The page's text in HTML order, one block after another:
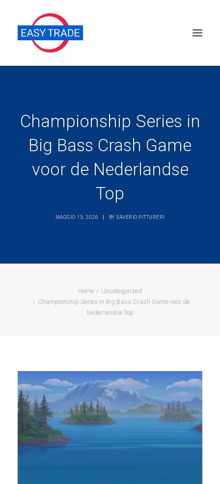
Servizi
News
Pubblicazioni
Ricerca
Championship Series in
Big Bass Crash Game
voor de Nederlandse
Top
MAGGIO 13, 2026 BY SAVERIO PITTURERI
Home
Uncategorized
Championship Series in Big Bass Crash Game voor de
Nederlandse Top